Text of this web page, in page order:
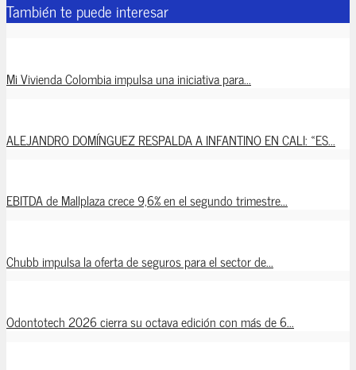
También te puede interesar
Mi Vivienda Colombia impulsa una iniciativa para...
ALEJANDRO DOMÍNGUEZ RESPALDA A INFANTINO EN CALI: «ES...
EBITDA de Mallplaza crece 9,6% en el segundo trimestre...
Chubb impulsa la oferta de seguros para el sector de...
Odontotech 2026 cierra su octava edición con más de 6...